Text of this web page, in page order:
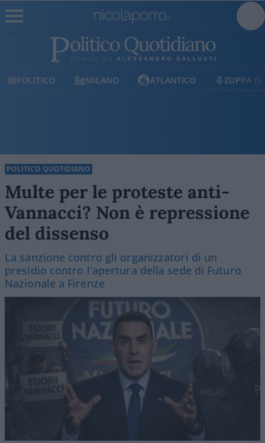
POLITICO MILANO ATLANTICO ZUPPA DI
POLITICO QUOTIDIANO
Multe per le proteste anti-
Vannacci? Non è repressione
del dissenso
La sanzione contro gli organizzatori di un
presidio contro l'apertura della sede di Futuro
Nazionale a Firenze